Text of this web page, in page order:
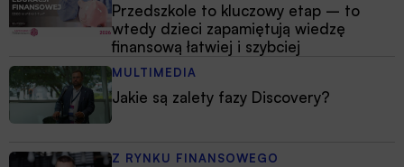
Przedszkole to kluczowy etap – to
wtedy dzieci zapamiętują wiedzę
finansową łatwiej i szybciej
MULTIMEDIA
Jakie są zalety fazy Discovery?
Z RYNKU FINANSOWEGO